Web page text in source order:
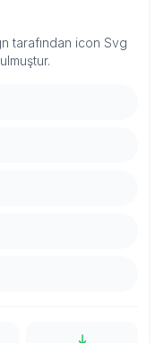
tarafından icon Svg